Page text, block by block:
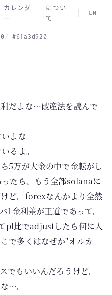
カレンダ
ー
につい
て
EN
#6fa3d920
だよな…破産法を読んで
よな
るよ。
5万が大金の中で金転がし
たら、もう全部solanaに
ど。forexなんかより全然
金利差が王道であって。
pl比でadjustしたら何に入
で多くはなぜか"オルカ
でもいいんだろうけど。
…。